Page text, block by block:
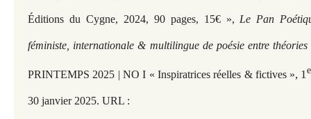
Éditions du Cygne, 2024, 90 pages, 15€ », Le Pan
féministe, internationale & multilingue de poésie entre
PRINTEMPS 2025 | NO I « Inspiratrices réelles & fictives », 1
30 janvier 2025. URL :